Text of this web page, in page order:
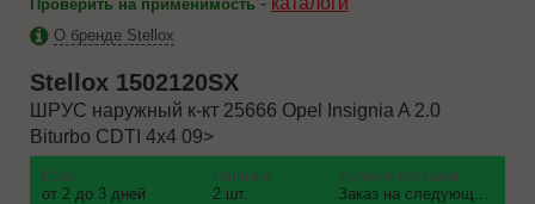
Проверить на применимость
О бренде Stellox
Stellox 1502120SX
ШРУС наружный к-кт 25666 Opel Insignia A 2.0
Biturbo CDTI 4x4 09>
Срок
от 2 до 3 дней
Наличие
2 шт.
Условие поставки